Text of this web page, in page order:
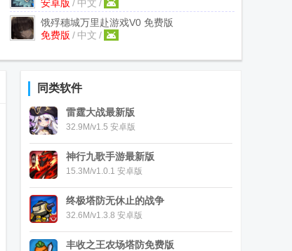
安卓版 / 中文 /
饿殍穗城万里赴游戏V0 免费版
免费版 / 中文 /
同类软件
雷霆大战最新版
32.9M/v1.5 安卓版
神行九歌手游最新版
15.3M/v1.0.1 安卓版
终极塔防无休止的战争
32.6M/v1.3.8 安卓版
丰收之王农场塔防免费版